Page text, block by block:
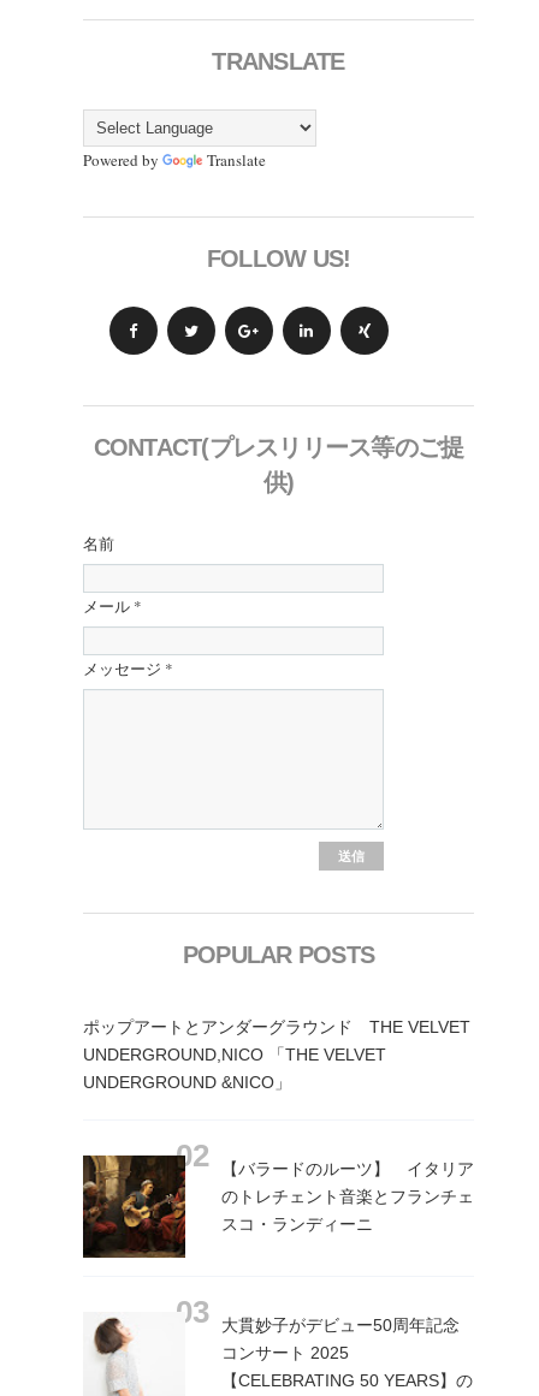
TRANSLATE
Powered by Translate
FOLLOW US!
CONTACT(プレスリリース等のご提
供)
名前
メール *
メッセージ *
POPULAR POSTS
ポップアートとアンダーグラウンド THE VELVET
UNDERGROUND,NICO 「THE VELVET
UNDERGROUND &NICO」
【バラードのルーツ】 イタリア
のトレチェント音楽とフランチェ
スコ・ランディーニ
大貫妙子がデビュー50周年記念
コンサート 2025
【CELEBRATING 50 YEARS】の